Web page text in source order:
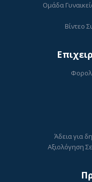
Ομάδα
Βίντεο
Άδεια για
Αξιολόγηση